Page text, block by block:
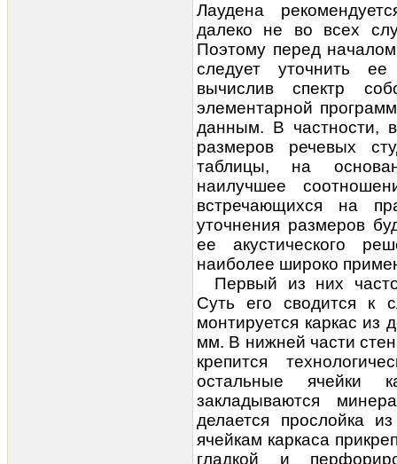
Лаудена
далеко не во всех
Поэтому перед началом
следует уточнить
вычислив спектр
элементарной
данным. В частности,
размеров речевых
таблицы, на
наилучшее
встречающихся на
уточнения размеров
ее акустического
наиболее широко
Первый из них
Суть его сводится к
монтируется каркас из
мм. В нижней части
крепится
остальные ячейки
закладываются
делается прослойка
ячейкам каркаса
гладкой и